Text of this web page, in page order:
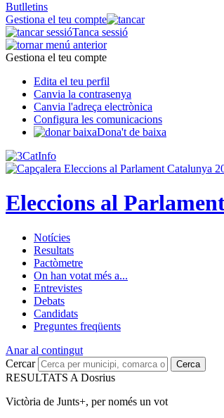
Butlletins
Gestiona el teu compte
Tanca sessió
Gestiona el teu compte
Edita el teu perfil
Canvia la contrasenya
Canvia l'adreça electrònica
Configura les comunicacions
Dona't de baixa
Eleccions al
Notícies
Resultats
Pactòmetre
On han votat més a...
Entrevistes
Debats
Candidats
Preguntes freqüents
Anar al contingut
Cercar
Cerca
RESULTATS A Dosrius
Victòria de Junts+, per només un vot